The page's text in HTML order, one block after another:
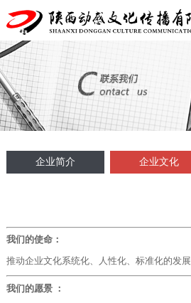
企业简介 企业文化
我们的使命：
推动企业文化系统化、人性化、标准化的发展
我们的愿景 ：